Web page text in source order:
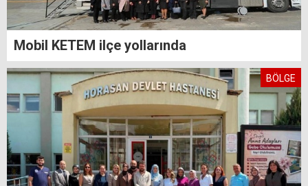
Mobil KETEM ilçe yollarında
BÖLGE